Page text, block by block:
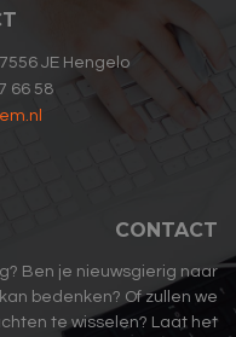
JE Hengelo
66 58
CONTACT
Ben je nieuwsgierig naar
bedenken? Of zullen we
te wisselen? Laat het